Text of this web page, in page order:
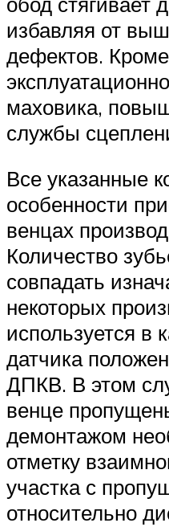
избавляя от
дефектов.
маховика,
службы
Все указанные
особенности
венцах
Количество
совпадать
некоторых
используется в
датчика
ДПКВ. В этом
венце
демонтажом
отметку
участка с
относительно